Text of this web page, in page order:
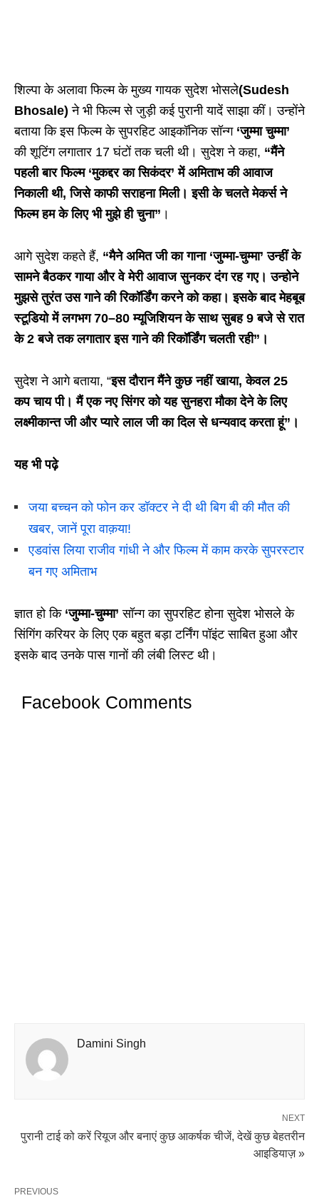
शिल्पा के अलावा फिल्म के मुख्य गायक सुदेश भोसले(Sudesh
Bhosale) ने भी फिल्म से जुड़ी कई पुरानी यादें साझा कीं। उन्होंने
बताया कि इस फिल्म के सुपरहिट आइकॉनिक सॉन्ग ‘जुम्मा चुम्मा’
की शूटिंग लगातार 17 घंटों तक चली थी। सुदेश ने कहा, “मैंने
पहली बार फिल्म ‘मुकद्दर का सिकंदर’ में अमिताभ की आवाज
निकाली थी, जिसे काफी सराहना मिली। इसी के चलते मेकर्स ने
फिल्म हम के लिए भी मुझे ही चुना” ।
आगे सुदेश कहते हैं, “मैनेअमित जीका गाना ‘जुम्मा-चुम्मा’ उन्हींके
सामने बैठकरगाया और वेमेरी आवाज सुनकर दंग रह गए। उन्होने
मुझसेतुरंतउस गाने की रिकॉर्डिंग करने को कहा। इसके बादमेहबूब
स्टूडियो मेंलगभग70–80 म्यूजिशियन के साथ सुबह 9बजे से रात
के2बजे तकलगातार इस गाने कीरिकॉर्डिंग चलती रही”।
सुदेश ने आगे बताया, “इस दौरान मैंने कुछ नहीं खाया, केवल 25
कप चाय पी। मैं एक नए सिंगर को यह सुनहरा मौका देने के लिए
लक्ष्मीकान्त जी और प्यारे लाल जी का दिल से धन्यवाद करता हूं”।
यह भी पढ़े
जया बच्चन को फोन कर डॉक्टर ने दी थी बिग बी की मौत की
खबर, जानें पूरा वाक़या!
एडवांस लिया राजीव गांधी ने और फिल्म में काम करके सुपरस्टार
बन गए अमिताभ
ज्ञात हो कि ‘जुम्मा-चुम्मा’ सॉन्ग का सुपरहिट होना सुदेश भोसले के
सिंगिंग करियर के लिए एक बहुत बड़ा टर्निंग पॉइंट साबित हुआ और
इसके बाद उनके पास गानों की लंबी लिस्ट थी।
Facebook Comments
Damini Singh
NEXT
पुरानी टाई को करें रियूज और बनाएं कुछ आकर्षक चीजें, देखें कुछ बेहतरीन
आइडियाज़ »
PREVIOUS